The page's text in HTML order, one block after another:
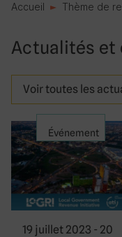
Accueil Thème de
Actualités et
Voir toutes les
Événement
19 juillet 2023 - 20